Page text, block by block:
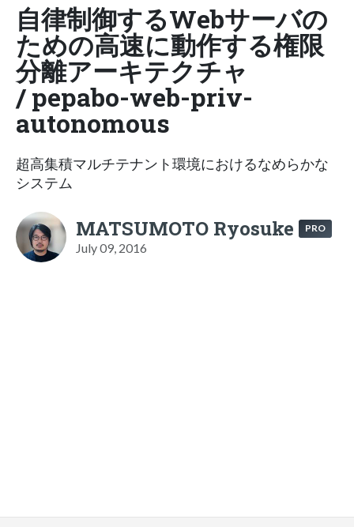
自律制御するWebサーバの
ための高速に動作する権限
分離アーキテクチャ
/ pepabo-web-priv-
autonomous
超高集積マルチテナント環境におけるなめらかな
システム
MATSUMOTO Ryosuke PRO
July 09, 2016